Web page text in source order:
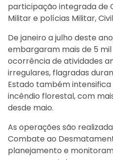
participação integrada de
Militar e polícias Militar,
De janeiro a julho deste
embargaram mais de 5
ocorrência de atividades
irregulares, flagradas
Estado também
incêndio florestal, com
desde maio.
As operações são
Combate ao
planejamento e